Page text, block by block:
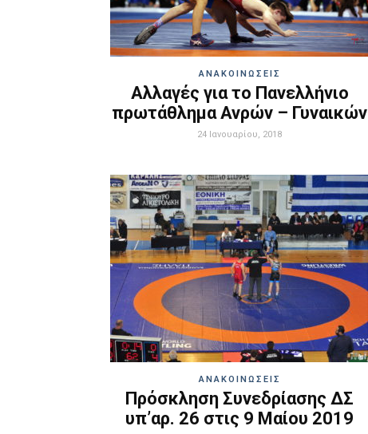
ΑΝΑΚΟΙΝΩΣΕΙΣ
Αλλαγές για το Πανελλήνιο
πρωτάθλημα Ανρών – Γυναικών
24 Ιανουαρίου, 2018
ΑΝΑΚΟΙΝΩΣΕΙΣ
Πρόσκληση Συνεδρίασης ΔΣ
υπ’αρ. 26 στις 9 Μαίου 2019